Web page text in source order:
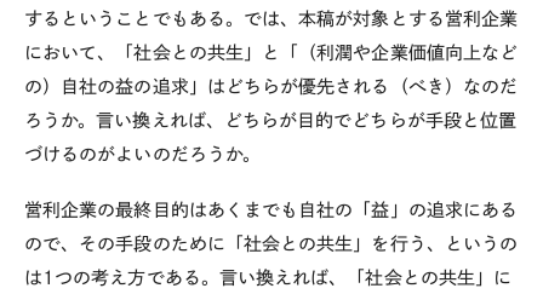
するということでもある。では、本稿が対象とする営利企業
において、「社会との共生」と「（利潤や企業価値向上など
の）自社の益の追求」はどちらが優先される（べき）なのだ
ろうか。言い換えれば、どちらが目的でどちらが手段と位置
づけるのがよいのだろうか。
営利企業の最終目的はあくまでも自社の「益」の追求にある
ので、その手段のために「社会との共生」を行う、というの
は1つの考え方である。言い換えれば、「社会との共生」に